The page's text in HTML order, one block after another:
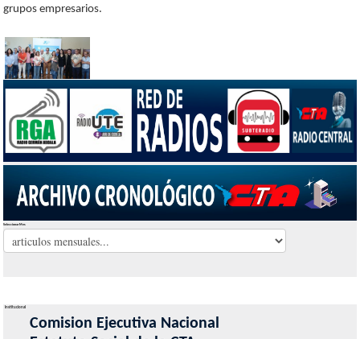
grupos empresarios.
Seleccionar Mes
Institucional
Comision Ejecutiva Nacional